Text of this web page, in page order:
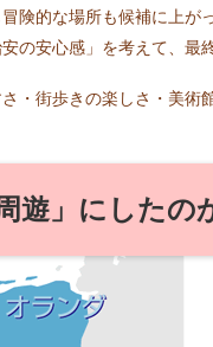
険的な場所も候補に上が
安の安心感」を考えて、
・街歩きの楽しさ・美
遊」にしたの